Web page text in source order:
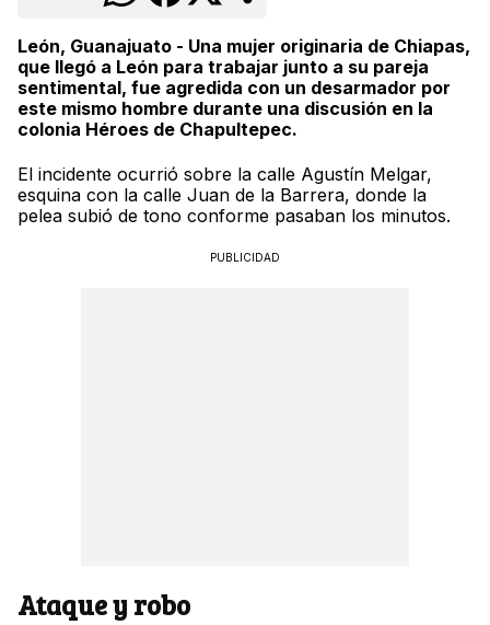
León, Guanajuato - Una mujer originaria de Chiapas,
que llegó a León para trabajar junto a su pareja
sentimental, fue agredida con un desarmador por
este mismo hombre durante una discusión en la
colonia Héroes de Chapultepec.
El incidente ocurrió sobre la calle Agustín Melgar,
esquina con la calle Juan de la Barrera, donde la
pelea subió de tono conforme pasaban los minutos.
PUBLICIDAD
Ataque y robo